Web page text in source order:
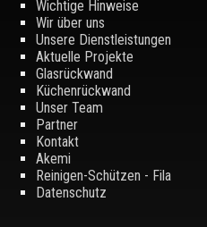
Wichtige Hinweise
Wir über uns
Unsere Dienstleistungen
Aktuelle Projekte
Glasrückwand
Küchenrückwand
Unser Team
Partner
Kontakt
Akemi
Reinigen-Schützen - Fila
Datenschutz